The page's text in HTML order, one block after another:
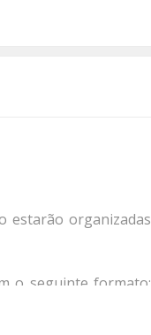
estarão organizadas
o seguinte formato: